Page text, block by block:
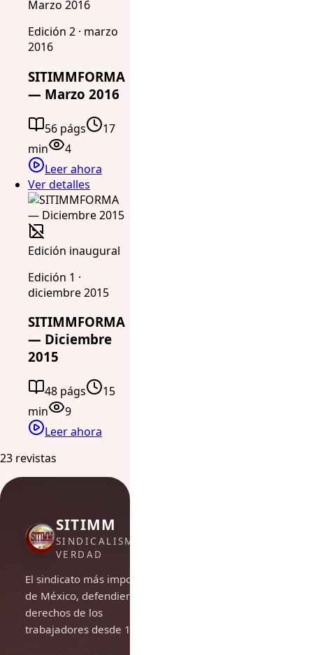
Marzo 2016
Edición 2 · marzo
2016
SITIMMFORMA
— Marzo 2016
56 págs
17
min
4
Leer ahora
Ver detalles
Edición inaugural
Edición 1 ·
diciembre 2015
SITIMMFORMA
— Diciembre
2015
48 págs
15
min
9
Leer ahora
23 revistas
SITIMM
SINDICALISMO DE
VERDAD
El sindicato más importante
de México, defendiendo los
derechos de los
trabajadores desde 1948.